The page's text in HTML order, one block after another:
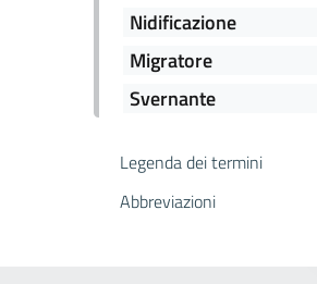
Nidificazione
Migratore
Svernante
Legenda dei termini
Abbreviazioni